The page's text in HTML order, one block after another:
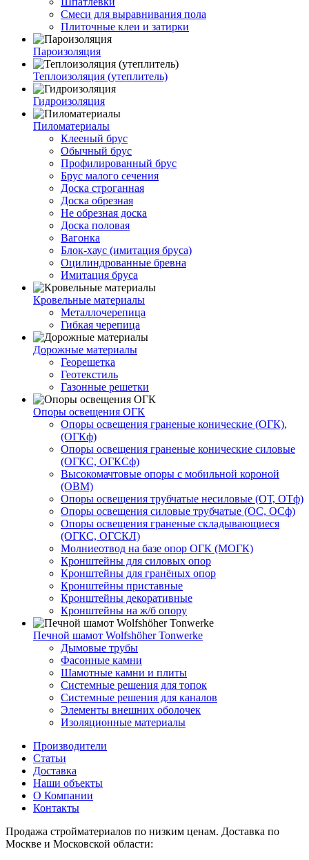
Смеси для выравнивания пола
Плиточные клеи и затирки
Пароизоляция
Теплоизоляция (утеплитель)
Гидроизоляция
Пиломатериалы
Клееный брус
Обычный брус
Профилированный брус
Брус малого сечения
Доска строганная
Доска обрезная
Не обрезная доска
Доска половая
Вагонка
Блок-хаус (имитация бруса)
Оцилиндрованные бревна
Имитация бруса
Кровельные материалы
Металлочерепица
Гибкая черепица
Дорожные материалы
Георешетка
Геотекстиль
Газонные решетки
Опоры освещения ОГК
Опоры освещения граненые конические (ОГК),
(ОГКф)
Опоры освещения граненые конические силовые
(ОГКС, ОГКСф)
Высокомачтовые опоры с мобильной короной
(ОВМ)
Опоры освещения трубчатые несиловые (ОТ, ОТф)
Опоры освещения силовые трубчатые (ОС, ОСф)
Опоры освещения граненые складывающиеся
(ОГКС, ОГСКЛ)
Молниеотвод на базе опор ОГК (МОГК)
Кронштейны для силовых опор
Кронштейны для гранёных опор
Кронштейны приставные
Кронштейны декоративные
Кронштейны на ж/б опору
Печной шамот Wolfshöher Tonwerke
Дымовые трубы
Фасонные камни
Шамотные камни и плиты
Системные решения для топок
Системные решения для каналов
Элементы внешних оболочек
Изоляционные материалы
Производители
Статьи
Доставка
Наши объекты
О Компании
Контакты
Продажа стройматериалов по низким ценам. Доставка по
Москве и Московской области: